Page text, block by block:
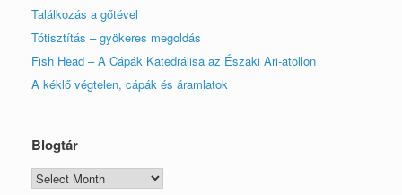
Találkozás a gőtével
Tótisztítás – gyökeres megoldás
Fish Head – A Cápák Katedrálisa az Északi Ari-atollon
A kéklő végtelen, cápák és áramlatok
Blogtár
Blogtár